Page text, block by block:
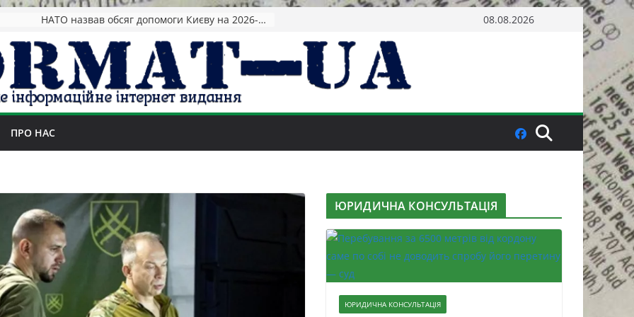
НАТО назвав обсяг допомоги Києву на 2026-2027 роки 08.08.2026
ПРО НАС
ЮРИДИЧНА КОНСУЛЬТАЦІЯ
ЮРИДИЧНА КОНСУЛЬТАЦІЯ